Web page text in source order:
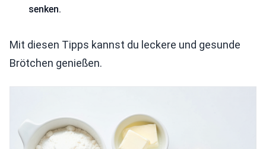
senken.
Mit diesen Tipps kannst du leckere und gesunde
Brötchen genießen.